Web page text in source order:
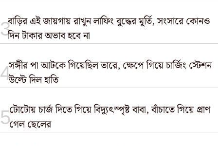
বাড়ির এই জায়গায় রাখুন লাফিং বুদ্ধের মূর্তি, সংসারে কোনও
দিন টাকার অভাব হবে না
সঙ্গীর পা আটকে গিয়েছিল তারে, ক্ষেপে গিয়ে চার্জিং স্টেশন
উল্টে দিল হাতি
টোটোয় চার্জ দিতে গিয়ে বিদ্যুৎস্পৃষ্ট বাবা, বাঁচাতে গিয়ে প্রাণ
গেল ছেলের